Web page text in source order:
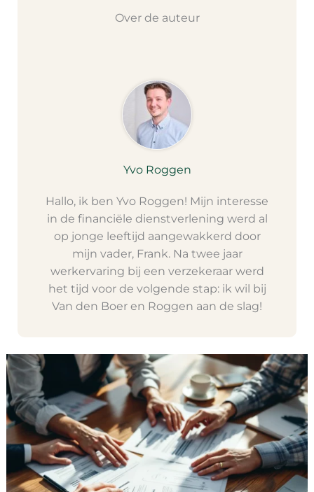
Over de auteur
Yvo Roggen
Hallo, ik ben Yvo Roggen! Mijn interesse
in de financiële dienstverlening werd al
op jonge leeftijd aangewakkerd door
mijn vader, Frank. Na twee jaar
werkervaring bij een verzekeraar werd
het tijd voor de volgende stap: ik wil bij
Van den Boer en Roggen aan de slag!